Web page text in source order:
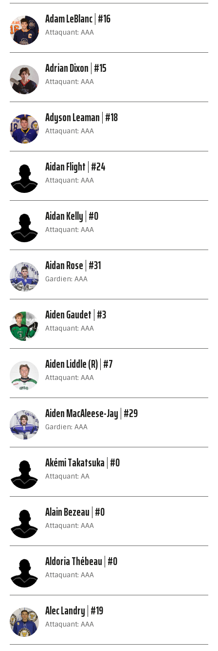
Adam LeBlanc #16
Attaquant: AAA
Adrian Dixon #15
Attaquant: AAA
Adyson Leaman #18
Attaquant: AAA
Aidan Flight #24
Attaquant: AAA
Aidan Kelly #0
Attaquant: AAA
Aidan Rose #31
Gardien: AAA
Aiden Gaudet #3
Attaquant: AAA
Aiden Liddle (R) #7
Attaquant: AAA
Aiden MacAleese-Jay #29
Gardien: AAA
Akémi Takatsuka #0
Attaquant: AA
Alain Bezeau #0
Attaquant: AAA
Aldoria Thébeau #0
Attaquant: AAA
Alec Landry #19
Attaquant: AAA